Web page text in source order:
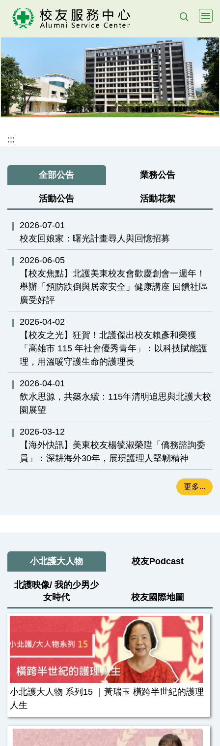
到
主
內
容
區
:::
全部公告 業務公告
活動公告 活動花絮
2026-07-01
校友回娘家：曙光計畫尋人與回憶招募
2026-06-05
【校友焦點】北護美東校友會歡慶創會一週年！
舉辦「預防跌倒與居家安全」健康講座 回饋社區
廣受好評
2026-04-02
【校友之光】狂賀！北護傑出校友賴彥和榮獲
「高雄市 115 年社會優秀青年」：以科技賦能護
理，用溫暖守護生命的護理長
2026-04-01
飲水思源，共築永續：115年清明追思與北護大校
園展望
2026-03-12
【海外快訊】美東校友楊毓淑榮陞「僑務諮詢委
員」：深耕海外30年，展現護理人堅韌精神
更多...
小北護大人物 校友Podcast
北護映像/ 我的少男少
女時代
校友國際地圖
小北護大人物 系列15 ｜黃瑞玉 橫跨半世紀的護理
人生